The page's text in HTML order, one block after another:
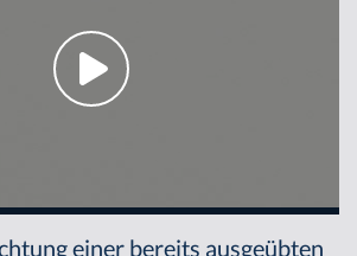
einer bereits ausgeübten